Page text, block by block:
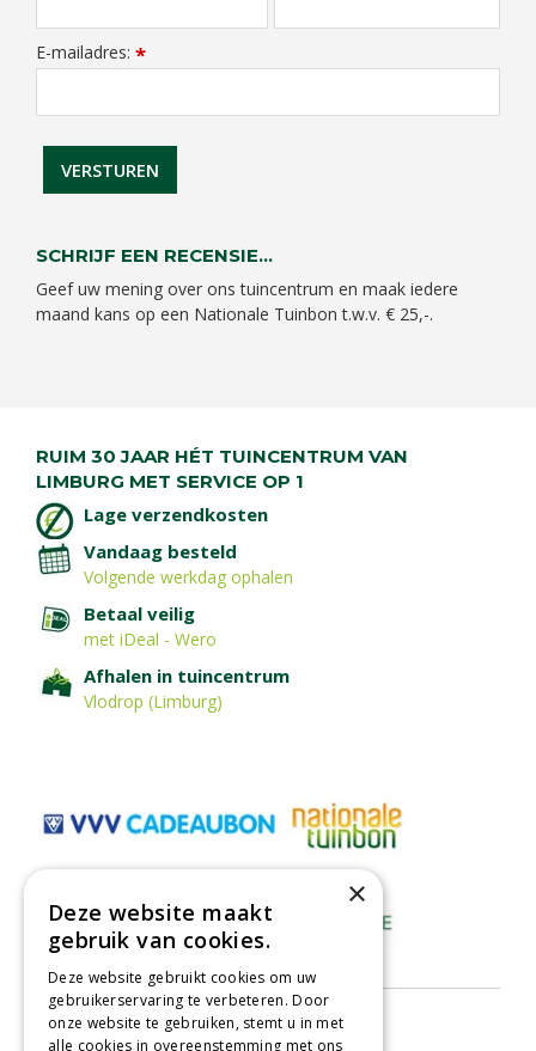
E-mailadres: *
SCHRIJF EEN RECENSIE...
Geef uw mening over ons tuincentrum en maak iedere
maand kans op een Nationale Tuinbon t.w.v. € 25,-.
RUIM 30 JAAR HÉT TUINCENTRUM VAN
LIMBURG MET SERVICE OP 1
Lage verzendkosten
Vandaag besteld
Volgende werkdag ophalen
Betaal veilig
met iDeal - Wero
Afhalen in tuincentrum
Vlodrop (Limburg)
×
Deze website maakt
gebruik van cookies.
Deze website gebruikt cookies om uw
gebruikerservaring te verbeteren. Door
onze website te gebruiken, stemt u in met
alle cookies in overeenstemming met ons